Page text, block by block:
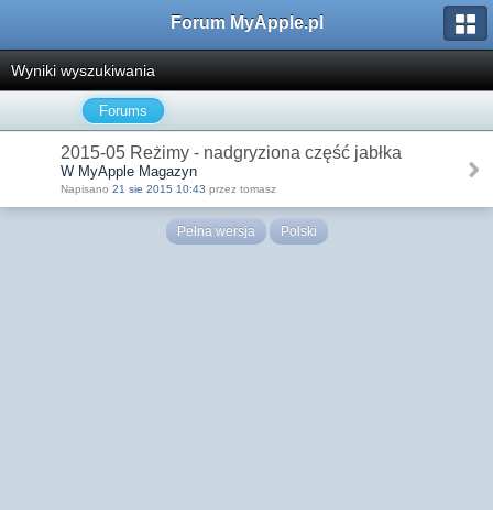
Forum MyApple.pl
Wyniki wyszukiwania
Forums
2015-05 Reżimy - nadgryziona część jabłka
W MyApple Magazyn
Napisano 21 sie 2015 10:43 przez tomasz
Pełna wersja Polski